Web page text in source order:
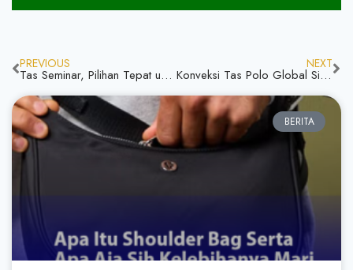
PREVIOUS
Tas Seminar, Pilihan Tepat untuk Event Profesional
NEXT
Konveksi Tas Polo Global Siap Kirim Sampai Jakarta, Solusi Produksi Tas Berkualitas
BERITA